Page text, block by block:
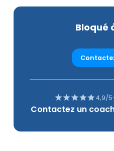
Bloqué
4,9/5
Contactez un